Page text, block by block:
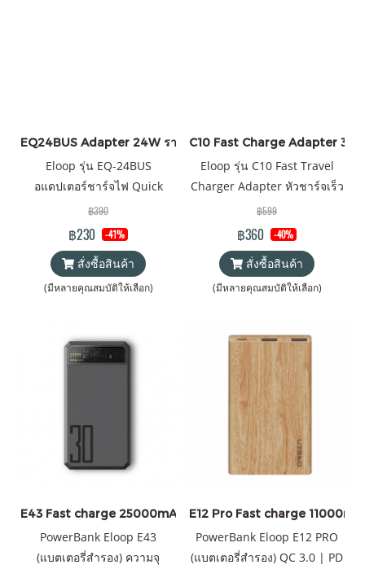
EQ24BUS Adapter 24W ราคาส่ง 20 ชิ้น +
Eloop รุ่น EQ-24BUS
อแดปเตอร์ชาร์จไฟ Quick
Charge 3.0 24W Wall
Charger Adapter
฿390
฿230 -41%
สั่งซื้อสินค้า
(มีหลายคุณสมบัติให้เลือก)
C10 Fast Charge Adapter
Eloop รุ่น C10 Fast Travel
Charger Adapter หัวชาร์จเร็ว
PD 30W Quick Charge 3.0
Wall Charger Adapter
฿599
฿360 -40%
สั่งซื้อสินค้า
(มีหลายคุณสมบัติให้เลือก)
E43 Fast charge 25000mAh 30W
PowerBank Eloop E43
(แบตเตอรี่สำรอง) ความจุ
E12 Pro Fast charge
PowerBank Eloop E12 PRO
(แบตเตอรี่สำรอง) QC 3.0 | PD